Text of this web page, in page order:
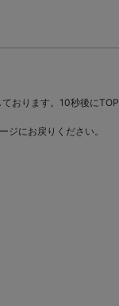
おります。10秒後にTOP
ジにお戻りください。